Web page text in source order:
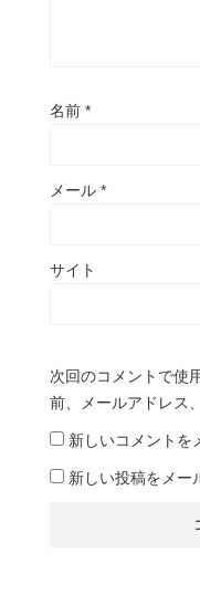
名前 *
メール *
サイト
次回のコメントで使
前、メールアドレス
新しいコメントを
新しい投稿をメー